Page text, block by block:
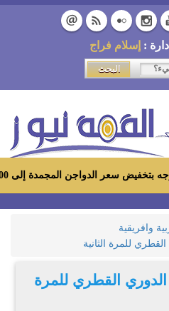
: إسلام فراج
100 جنيه للكيلو بالمجمعات الاستهلاكية ومعارض «أهلاً رمضان»
وافريقية
للمرة الثانية
القطري للمرة